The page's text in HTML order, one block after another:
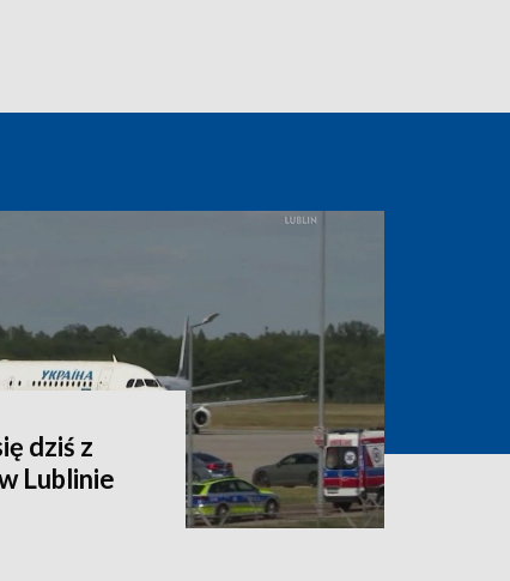
dziś z
Lublinie